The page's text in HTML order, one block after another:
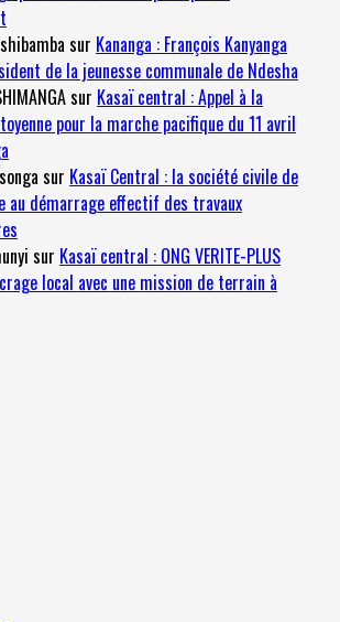
sur Kananga : François Kanyanga
de la jeunesse communale de Ndesha
sur Kasaï central : Appel à la
pour la marche pacifique du 11 avril
sur Kasaï Central : la société civile de
au démarrage effectif des travaux
sur Kasaï central : ONG VERITE-PLUS
local avec une mission de terrain à